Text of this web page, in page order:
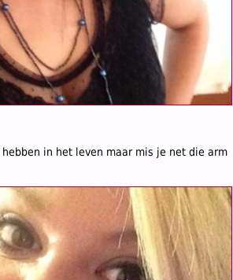
in het leven maar mis je net die arm